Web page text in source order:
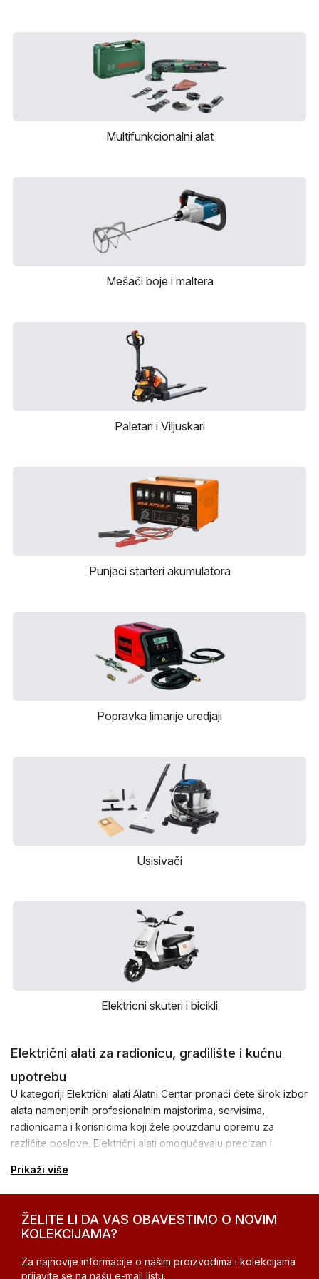
Multifunkcionalni alat
Mešači boje i maltera
Paletari i Viljuskari
Punjaci starteri akumulatora
Popravka limarije uredjaji
Usisivači
Elektricni skuteri i bicikli
Električni alati za radionicu, gradilište i kućnu
upotrebu
U kategoriji Električni alati Alatni Centar pronaći ćete širok izbor
alata namenjenih profesionalnim majstorima, servisima,
radionicama i korisnicima koji žele pouzdanu opremu za
različite poslove. Električni alati omogućavaju precizan i
metala i drugih materijala.
glodalice, rende, multifunkcionalni alati, kompresori, usisivači,
agregati za struju i druga oprema za različite namene.
Alati poznatih proizvođača za pouzdan rad
Prikaži više
ŽELITE LI DA VAS OBAVESTIMO O NOVIM
KOLEKCIJAMA?
Za najnovije informacije o našim proizvodima i kolekcijama
prijavite se na našu e-mail listu.